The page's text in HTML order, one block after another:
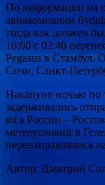
По информации на
авиакомпании
тогда как должен
16:00 с 03:40
Pegasus в
Сочи, Санкт-
Накануне ночью по
задерживались
юга России –
метеоусловий в
перенаправлялись
Автор: Дмитрий